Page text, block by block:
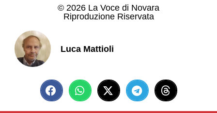
© 2026 La Voce di Novara
Riproduzione Riservata
Luca Mattioli